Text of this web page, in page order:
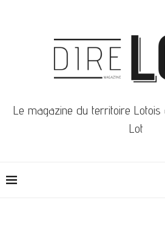
Le magazine du territoire
Lot